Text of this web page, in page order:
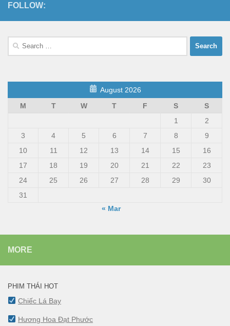
FOLLOW:
Search
August 2026
M
T W T F S
S
1
2
3
4 5 6 7 8
9
10
11 12 13 14 15
16
17
18 19 20 21 22
23
24
25 26 27 28 29
30
31
« Mar
MORE
PHIM THÁI HOT
Chiếc Lá Bay
Hương Hoa Đạt Phước